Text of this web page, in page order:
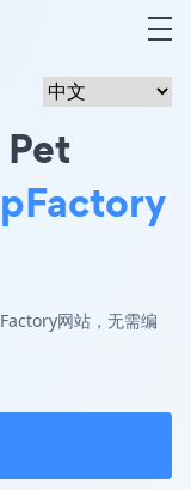
Pet
网站，无需编